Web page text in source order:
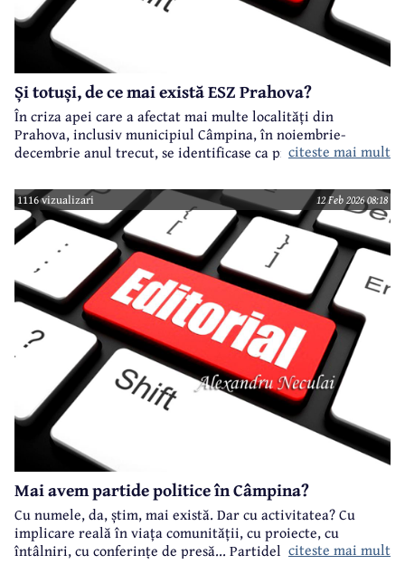
Și totuși, de ce mai există ESZ Prahova?
În criza apei care a afectat mai multe localități din
Prahova, inclusiv municipiul Câmpina, în noiembrie-
decembrie anul trecut, se identificase ca principal vinovat
Administrația Națională "Apele Române"
citeste mai mult
1116 vizualizari 12 Feb 2026 08:18
Mai avem partide politice în Câmpina?
Cu numele, da, știm, mai există. Dar cu activitatea? Cu
implicare reală în viața comunității, cu proiecte, cu
întâlniri, cu conferințe de presă... Partidele cuciteste mai mult